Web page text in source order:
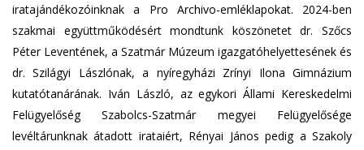
iratajándékozóinknak a Pro Archivo-emléklapokat. 2024-ben
szakmai együttműködésért mondtunk köszönetet dr. Szőcs
Péter Leventének, a Szatmár Múzeum igazgatóhelyettesének és
dr. Szilágyi Lászlónak, a nyíregyházi Zrínyi Ilona Gimnázium
kutatótanárának. Iván László, az egykori Állami Kereskedelmi
Felügyelőség Szabolcs-Szatmár megyei Felügyelősége
levéltárunknak átadott irataiért, Rényai János pedig a Szakoly